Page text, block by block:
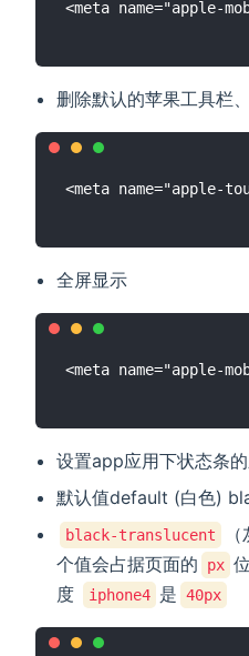
删除默认的苹果工具栏
全屏显示
设置app应用下状态条
默认值default (白色)
black-translucent
个值会占据页面的
px
度
iphone4 是 40px